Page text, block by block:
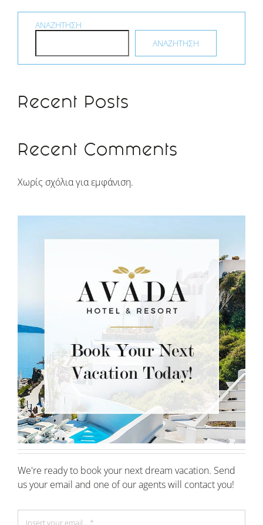
ΑΝΑΖΉΤΗΣΗ
ΑΝΑΖΉΤΗΣΗ
Recent Posts
Recent Comments
Χωρίς σχόλια για εμφάνιση.
We're ready to book your next dream vacation. Send
us your email and one of our agents will contact you!